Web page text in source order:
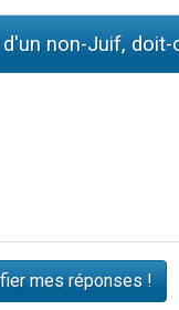
non-Juif, doit-